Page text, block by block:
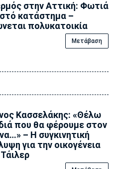
στην Αττική: Φωτιά
κατάστημα –
πολυκατοικία
Μετάβαση
Κασσελάκης: «Θέλω
που θα φέρουμε στον
– Η συγκινητική
για την οικογένεια